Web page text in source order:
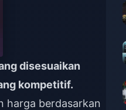
disesuaikan
kompetitif.
harga berdasarkan